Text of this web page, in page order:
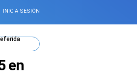
INICIA SESIÓN
en